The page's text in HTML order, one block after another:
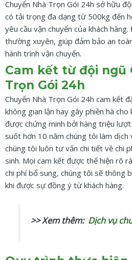
Chuyển Nhà Trọn Gói 24h sở hữu
có tải trọng đa dạng từ 500kg đến
yêu cầu vận chuyển của khách
thường xuyên, giúp đảm bảo an
hành trình vận chuyển.
Cam kết từ đội ngũ
Trọn Gói 24h
Chuyển Nhà Trọn Gói 24h cam kết
không gian lận hay gây phiền hà cho
được chứng minh bởi hàng triệu
suốt hơn 10 năm chúng tôi làm
chúng tôi luôn tư vấn chi tiết về chi
sinh. Mọi cam kết được thể hiện rõ
chi phí bổ sung, chúng tôi sẽ thông
khi được sự đồng ý từ khách hàng.
>> Xem thêm: Dịch vụ